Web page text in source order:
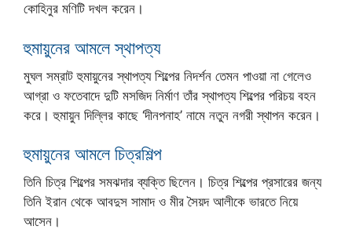
কোহিনুর মণিটি দখল করেন।
হুমায়ুনের আমলে স্থাপত্য
মুঘল সম্রাট হুমায়ুনের স্থাপত্য শিল্পের নিদর্শন তেমন পাওয়া না গেলেও
আগ্রা ও ফতেবাদে দুটি মসজিদ নির্মাণ তাঁর স্থাপত্য শিল্পের পরিচয় বহন
করে। হুমায়ুন দিল্লির কাছে ‘দীনপনাহ’ নামে নতুন নগরী স্থাপন করেন।
হুমায়ুনের আমলে চিত্রশিল্প
তিনি চিত্র শিল্পের সমঝদার ব্যক্তি ছিলেন। চিত্র শিল্পের প্রসারের জন্য
তিনি ইরান থেকে আবদুস সামাদ ও মীর সৈয়দ আলীকে ভারতে নিয়ে
আসেন।